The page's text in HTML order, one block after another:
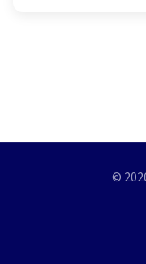
©